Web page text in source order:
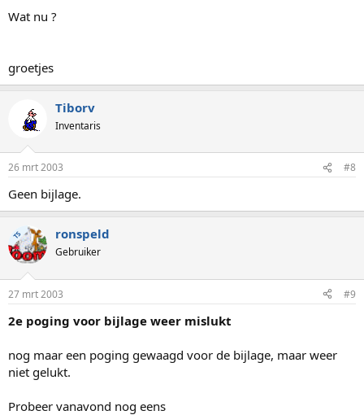
Wat nu ?
groetjes
Tiborv
Inventaris
26 mrt 2003 #8
Geen bijlage.
TS ronspeld
Gebruiker
27 mrt 2003 #9
2e poging voor bijlage weer mislukt
nog maar een poging gewaagd voor de bijlage, maar weer
niet gelukt.
Probeer vanavond nog eens